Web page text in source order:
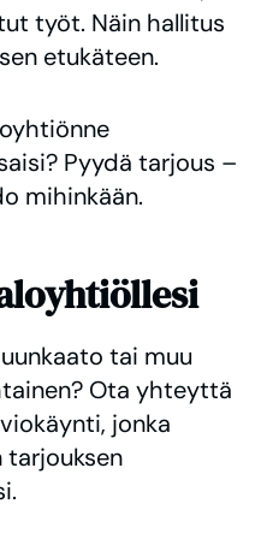
työt. Näin hallitus
etukäteen.
Pyydä tarjous –
mihinkään.
tai muu
Ota yhteyttä
jonka